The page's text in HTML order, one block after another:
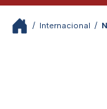
/ Internacional /